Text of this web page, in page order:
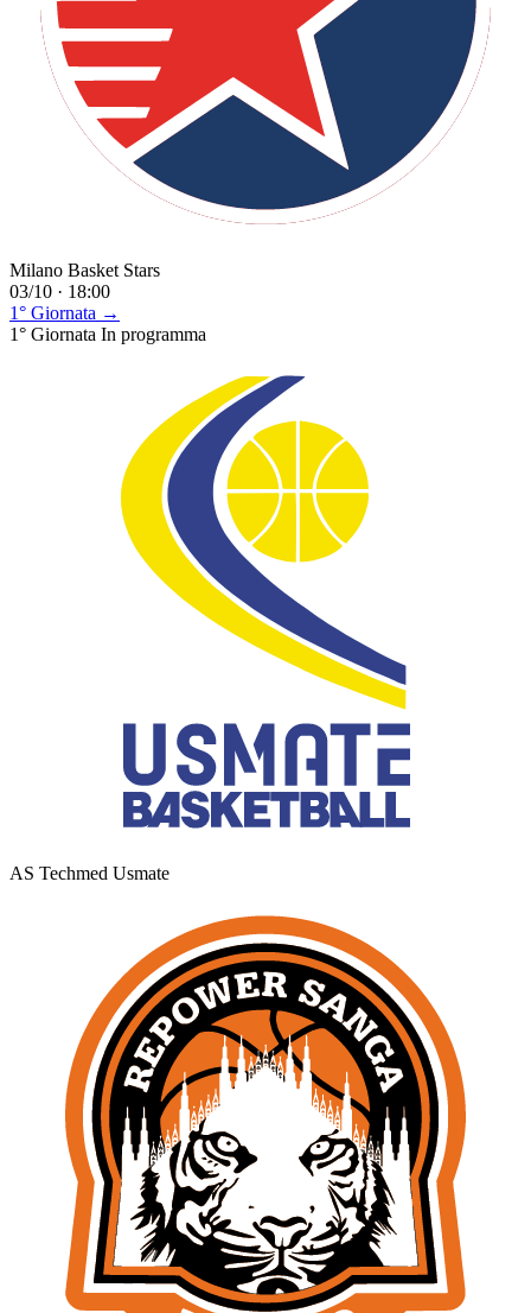
Milano Basket Stars
03/10 · 18:00
1° Giornata →
1° Giornata In programma
AS Techmed Usmate